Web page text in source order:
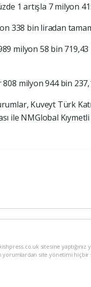
1 artışla 7 milyon
338 bin liradan
milyon 58 bin
milyon 944 bin
Kuveyt Türk
ile NMGlobal
sitesine
yorumlardan site yönetimi